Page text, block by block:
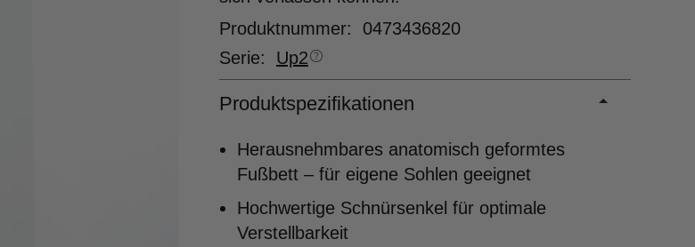
Produktnummer: 0473436820
Serie: Up2
Produktspezifikationen
Herausnehmbares anatomisch geformtes
Fußbett – für eigene Sohlen geeignet
Hochwertige Schnürsenkel für optimale
Verstellbarkeit